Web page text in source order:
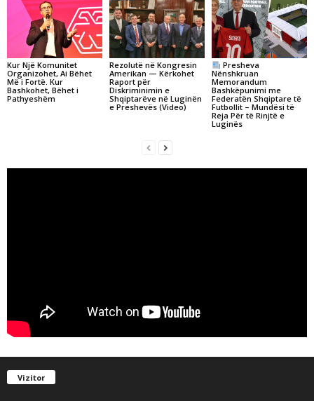
Kur Një Komunitet
Organizohet, Ai Bëhet
Më i Fortë. Kur
Bashkohet, Bëhet i
Pathyeshëm
Rezolutë në Kongresin
Amerikan — Kërkohet
Raport për
Diskriminimin e
Shqiptarëve në Luginën
e Preshevës (Video)
Presheva
Nënshkruan
Memorandum
Bashkëpunimi me
Federatën Shqiptare të
Futbollit – Mundësi të
Reja Për të Rinjtë e
Luginës
Vizitor